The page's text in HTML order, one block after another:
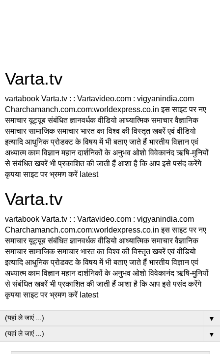
Varta.tv
vartabook Varta.tv : : Vartavideo.com : vigyanindia.com
Charchamanch.com.com:worldexpress.co.in इस साइट पर नए
समाचार यूट्यूब संबंधित ज्ञानवर्धक वीडियो आध्यात्मिक समाचार वैज्ञानिक
समाचार सामाजिक समाचार भारत का विश्व की विस्तृत खबरें एवं वीडियो
इत्यादि आधुनिक प्रोडक्ट के विषय में भी बताए जाते हैं भारतीय विज्ञान एवं
अध्यात्म काम विज्ञान महान दार्शनिकों के अनुभव ओशो विवेकानंद ऋषि-मुनियों
से संबंधित खबरें भी प्रकाशित की जाती हैं आशा है कि आप इसे पसंद करेंगे
कृपया साइट पर भ्रमण करें latest
Varta.tv
vartabook Varta.tv : : Vartavideo.com : vigyanindia.com
Charchamanch.com.com:worldexpress.co.in इस साइट पर नए
समाचार यूट्यूब संबंधित ज्ञानवर्धक वीडियो आध्यात्मिक समाचार वैज्ञानिक
समाचार सामाजिक समाचार भारत का विश्व की विस्तृत खबरें एवं वीडियो
इत्यादि आधुनिक प्रोडक्ट के विषय में भी बताए जाते हैं भारतीय विज्ञान एवं
अध्यात्म काम विज्ञान महान दार्शनिकों के अनुभव ओशो विवेकानंद ऋषि-मुनियों
से संबंधित खबरें भी प्रकाशित की जाती हैं आशा है कि आप इसे पसंद करेंगे
कृपया साइट पर भ्रमण करें latest
▼
▼